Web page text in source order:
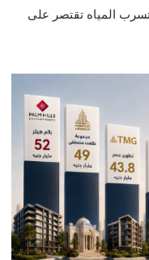
المياه تقتصر على